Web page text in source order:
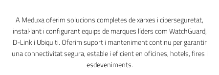
A Meduxa oferim solucions completes de xarxes i ciberseguretat,
instal·lant i configurant equips de marques líders com WatchGuard,
D-Link i Ubiquiti. Oferim suport i manteniment continu per garantir
una connectivitat segura, estable i eficient en oficines, hotels, fires i
esdeveniments.